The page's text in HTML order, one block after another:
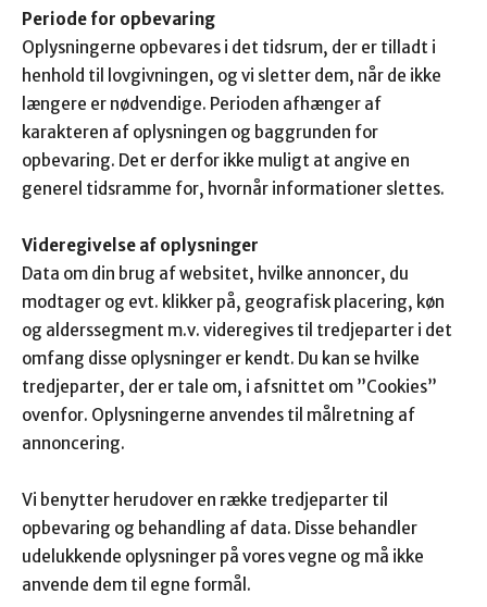
Periode for opbevaring
Oplysningerne opbevares i det tidsrum, der er tilladt i
henhold til lovgivningen, og vi sletter dem, når de ikke
længere er nødvendige. Perioden afhænger af
karakteren af oplysningen og baggrunden for
opbevaring. Det er derfor ikke muligt at angive en
generel tidsramme for, hvornår informationer slettes.
Videregivelse af oplysninger
Data om din brug af websitet, hvilke annoncer, du
modtager og evt. klikker på, geografisk placering, køn
og alderssegment m.v. videregives til tredjeparter i det
omfang disse oplysninger er kendt. Du kan se hvilke
tredjeparter, der er tale om, i afsnittet om ”Cookies”
ovenfor. Oplysningerne anvendes til målretning af
annoncering.
Vi benytter herudover en række tredjeparter til
opbevaring og behandling af data. Disse behandler
udelukkende oplysninger på vores vegne og må ikke
anvende dem til egne formål.